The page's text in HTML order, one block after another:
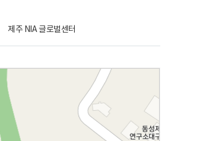
제주 NIA 글로벌센터